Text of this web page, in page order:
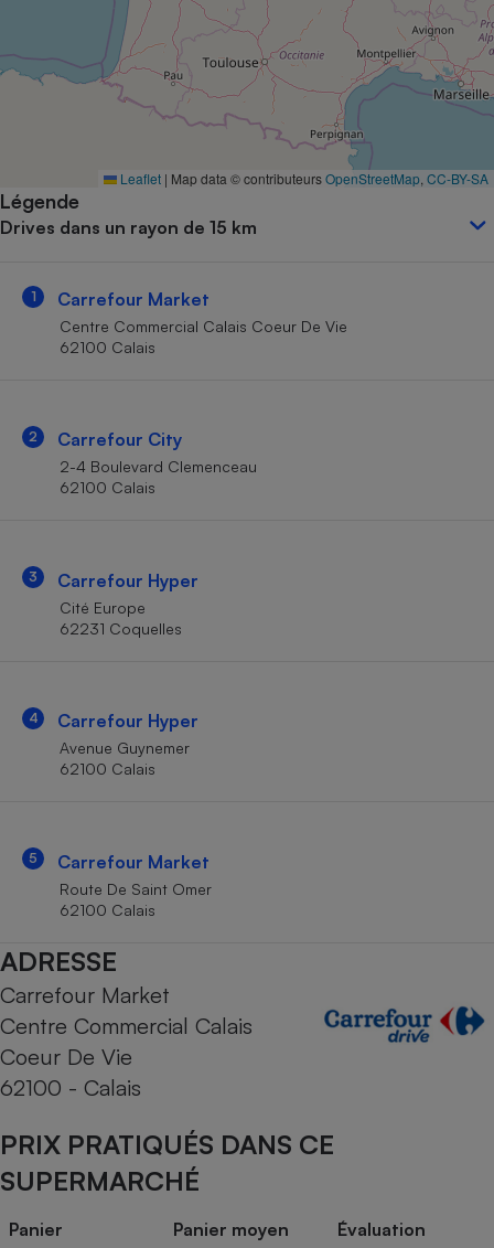
Leaflet | Map data © contributeursOpenStreetMap CC-BY-SA
Légende
Drives dans un rayon de 15 km
1 Carrefour Market
Centre Commercial Calais Coeur De Vie
62100 Calais
2 Carrefour City
2-4 Boulevard Clemenceau
62100 Calais
3 Carrefour Hyper
Cité Europe
62231 Coquelles
4 Carrefour Hyper
Avenue Guynemer
62100 Calais
5 Carrefour Market
Route De Saint Omer
62100 Calais
ADRESSE
Carrefour Market
Centre Commercial Calais
Coeur De Vie
62100 - Calais
PRIX PRATIQUÉS DANS CE
SUPERMARCHÉ
Panier Panier moyen Évaluation
Complément
alimentaire
Assurance emprunteur
Petit électroménager -
Lave-linge
Cafetière à expressos
Mutuelle